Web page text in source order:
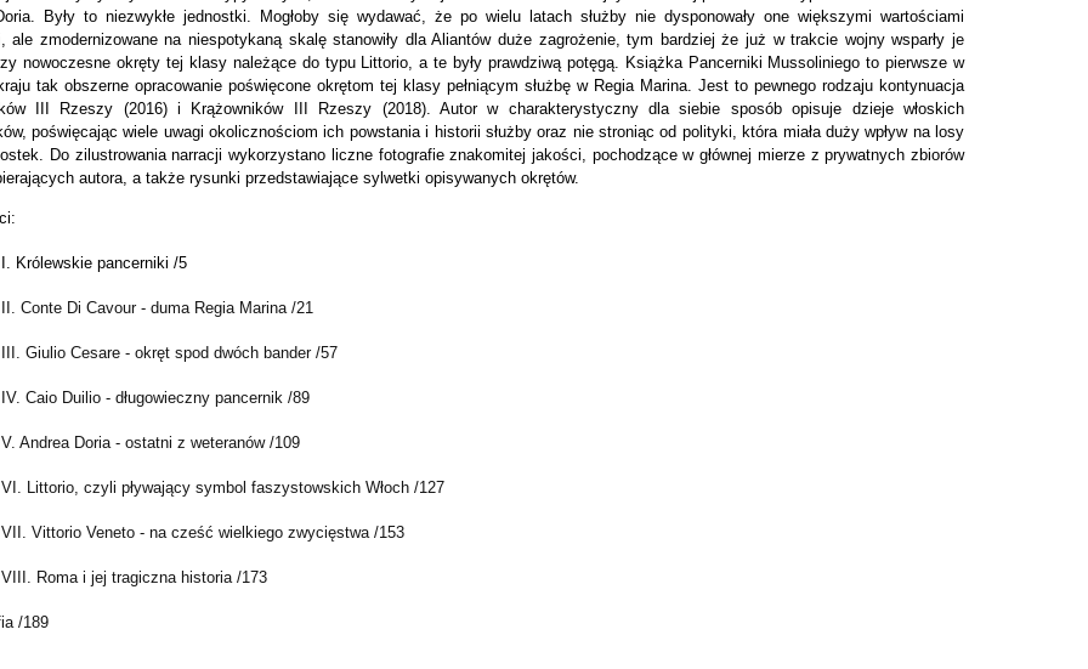
Były to niezwykłe jednostki. Mogłoby się wydawać, że po wielu latach służby nie dysponowały one większymi wartościami
ale zmodernizowane na niespotykaną skalę stanowiły dla Aliantów duże zagrożenie, tym bardziej że już w trakcie wojny wsparły je
nowoczesne okręty tej klasy należące do typu Littorio, a te były prawdziwą potęgą. Książka Pancerniki Mussoliniego to pierwsze w
tak obszerne opracowanie poświęcone okrętom tej klasy pełniącym służbę w Regia Marina. Jest to pewnego rodzaju kontynuacja
III Rzeszy (2016) i Krążowników III Rzeszy (2018). Autor w charakterystyczny dla siebie sposób opisuje dzieje włoskich
poświęcając wiele uwagi okolicznościom ich powstania i historii służby oraz nie stroniąc od polityki, która miała duży wpływ na losy
Do zilustrowania narracji wykorzystano liczne fotografie znakomitej jakości, pochodzące w głównej mierze z prywatnych zbiorów
autora, a także rysunki przedstawiające sylwetki opisywanych okrętów.
I. Królewskie pancerniki /5
II. Conte Di Cavour - duma Regia Marina /21
III. Giulio Cesare - okręt spod dwóch bander /57
Caio Duilio - długowieczny pancernik /89
Andrea Doria - ostatni z weteranów /109
VI. Littorio, czyli pływający symbol faszystowskich Włoch /127
VII. Vittorio Veneto - na cześć wielkiego zwycięstwa /153
VIII. Roma i jej tragiczna historia /173
/189